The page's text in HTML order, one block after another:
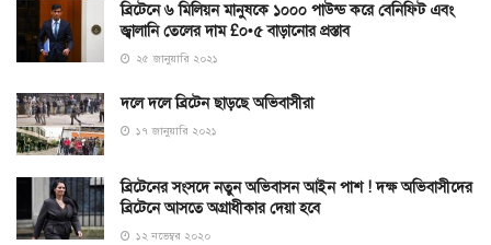
ব্রিটেনে ৬ মিলিয়ন মানুষকে ১০০০ পাউন্ড করে বেনিফিট এবং
জ্বালানি তেলের দাম £০•৫ বাড়ানোর প্রস্তাব
২৫ জানুয়ারি ২০২১
দলে দলে ব্রিটেন ছাড়ছে অভিবাসীরা
১৭ জানুয়ারি ২০২১
ব্রিটেনের সংসদে নতুন অভিবাসন আইন পাশ ! দক্ষ অভিবাসীদের
ব্রিটেনে আসতে অগ্রাধীকার দেয়া হবে
১২ নভেম্বর ২০২০